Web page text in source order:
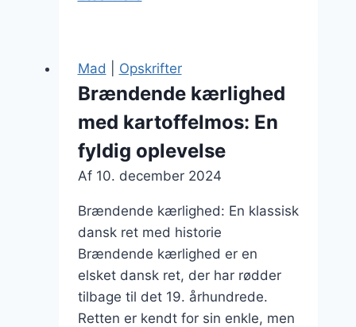
sund
og
tilfredsstillende
ret
Mad Opskrifter
Brændende kærlighed
med kartoffelmos: En
fyldig oplevelse
Af 10. december 2024
Brændende kærlighed: En klassisk
dansk ret med historie
Brændende kærlighed er en
elsket dansk ret, der har rødder
tilbage til det 19. århundrede.
Retten er kendt for sin enkle, men